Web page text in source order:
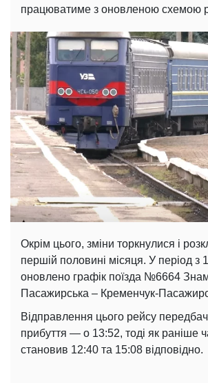
працюватиме з оновленою схемою
Окрім цього, зміни торкнулися і
першій половині місяця. У період з
оновлено графік поїзда №6664
Пасажирська – Кременчук-
Відправлення цього рейсу
прибуття — о 13:52, тоді як раніше
становив 12:40 та 15:08 відповідно.